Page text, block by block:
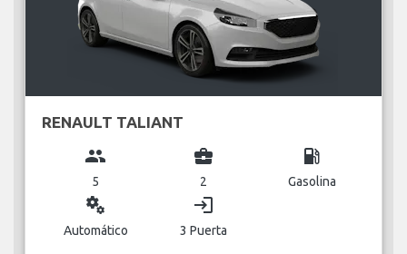
RENAULT TALIANT
group
5
business_center
2
local_gas_station
Gasolina
miscellaneous_services
Automático
login
3 Puerta